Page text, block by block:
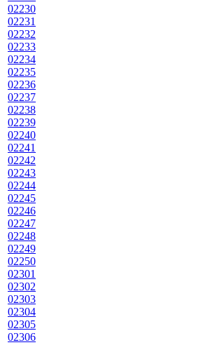
02230
02231
02232
02233
02234
02235
02236
02237
02238
02239
02240
02241
02242
02243
02244
02245
02246
02247
02248
02249
02250
02301
02302
02303
02304
02305
02306